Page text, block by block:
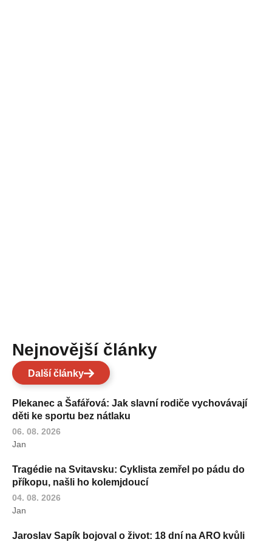
Nejnovější články
Další články
Plekanec a Šafářová: Jak slavní rodiče vychovávají
děti ke sportu bez nátlaku
06. 08. 2026
Jan
Tragédie na Svitavsku: Cyklista zemřel po pádu do
příkopu, našli ho kolemjdoucí
04. 08. 2026
Jan
Jaroslav Sapík bojoval o život: 18 dní na ARO kvůli